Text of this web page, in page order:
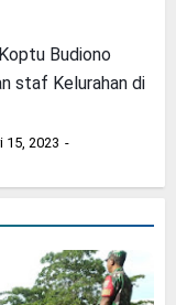
Budiono
staf Kelurahan di
15, 2023